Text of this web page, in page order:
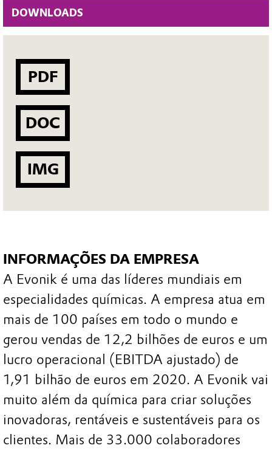
DOWNLOADS
PDF
DOC
IMG
INFORMAÇÕES DA EMPRESA
A Evonik é uma das líderes mundiais em
especialidades químicas. A empresa atua em
mais de 100 países em todo o mundo e
gerou vendas de 12,2 bilhões de euros e um
lucro operacional (EBITDA ajustado) de
1,91 bilhão de euros em 2020. A Evonik vai
muito além da química para criar soluções
inovadoras, rentáveis e sustentáveis para os
clientes. Mais de 33.000 colaboradores